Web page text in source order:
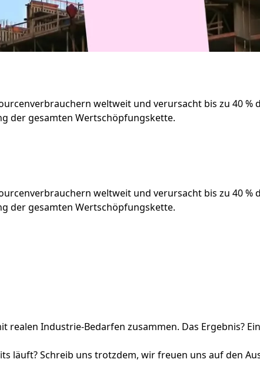
weltweit und verursacht bis zu 40 %
der gesamten Wertschöpfungskette.
weltweit und verursacht bis zu 40 %
der gesamten Wertschöpfungskette.
Industrie-Bedarfen zusammen. Das Ergebnis?
läuft? Schreib uns trotzdem, wir freuen uns auf den